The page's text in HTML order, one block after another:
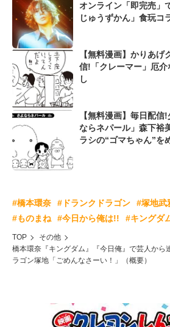
オンライン「即完売」
じゅうずかん」食玩コ
【無料漫画】かりあ
信!「クレーマー」厄
し
【無料漫画】毎日配
ならネパール」森下裕
ラシの“ゴマちゃん”を
#橋本環奈 #ドランクドラゴン #塚地武
#ものまね
#今日から俺は!! #キングダ
TOP
その他
橋本環奈『キングダム』『今日俺』で芸人から
ラゴン塚地「ごめんなさーい！」（概要）